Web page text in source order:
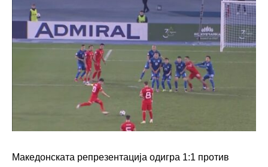
Македонската репрезентација одигра 1:1 против